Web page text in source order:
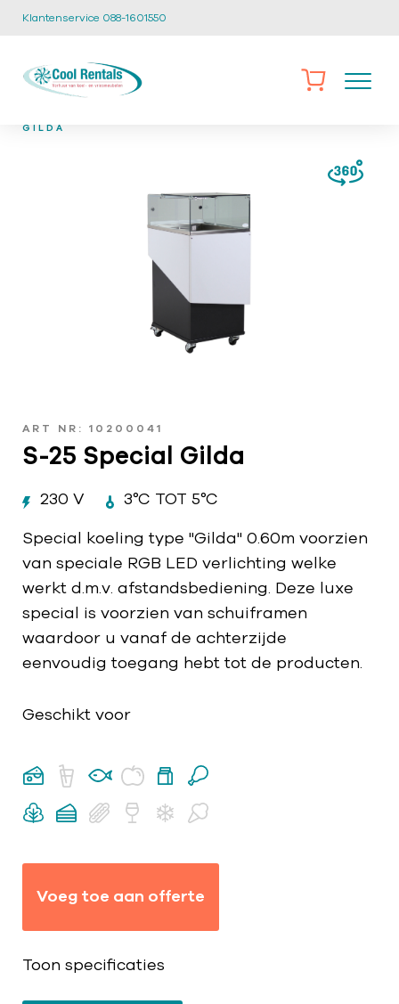
Klantenservice 088-1601550
GILDA
ART NR: 10200041
S-25 Special Gilda
230 V 3°C TOT 5°C
Special koeling type "Gilda" 0.60m voorzien
van speciale RGB LED verlichting welke
werkt d.m.v. afstandsbediening. Deze luxe
special is voorzien van schuiframen
waardoor u vanaf de achterzijde
eenvoudig toegang hebt tot de producten.
Geschikt voor
Voeg toe aan offerte
Toon specificaties